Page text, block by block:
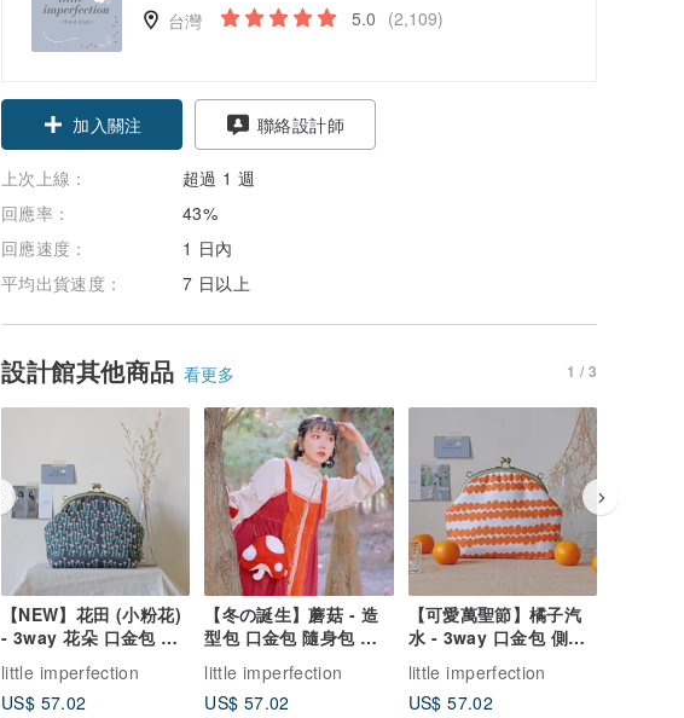
台灣 5.0 (2,109)
加入關注 聯絡設計師
上次上線：
超過 1 週
回應率：
43%
回應速度：
1 日內
平均出貨速度：
7 日以上
設計館其他商品 看更多 1 / 3
【NEW】花田 (小粉花)
- 3way 花朵 口金包 側
背包 手提包 客製化
little imperfection
US$ 57.02
【冬の誕生】蘑菇 - 造
型包 口金包 隨身包 側
背包 客製化 獵奇包
little imperfection
US$ 57.02
【可愛萬聖節】橘子汽
水 - 3way 口金包 側背
包 手拿包 送禮 鋼印
little imperfection
US$ 57.02